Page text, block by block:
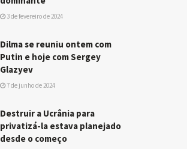
3 de fevereiro de 2024
Dilma se reuniu ontem com
Putin e hoje com Sergey
Glazyev
7 de junho de 2024
Destruir a Ucrânia para
privatizá-la estava planejado
desde o começo